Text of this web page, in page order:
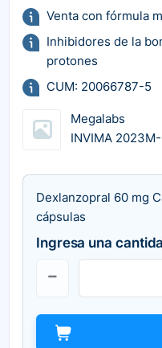
Venta con fórmula
Inhibidores de la
protones
CUM: 20066787-5
Megalabs
INVIMA
Dexlanzopral 60 mg
cápsulas
Ingresa una